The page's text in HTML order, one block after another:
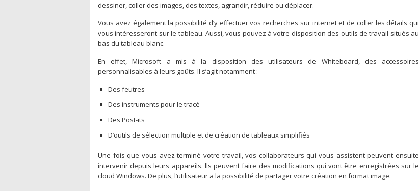
dessiner, coller des images, des textes, agrandir, réduire ou déplacer.
Vous avez également la possibilité d’y effectuer vos recherches sur internet et de coller les détails qui
vous intéresseront sur le tableau. Aussi, vous pouvez à votre disposition des outils de travail situés au
bas du tableau blanc.
En effet, Microsoft a mis à la disposition des utilisateurs de Whiteboard, des accessoires
personnalisables à leurs goûts. Il s’agit notamment :
Des feutres
Des instruments pour le tracé
Des Post-its
D’outils de sélection multiple et de création de tableaux simplifiés
Une fois que vous avez terminé votre travail, vos collaborateurs qui vous assistent peuvent ensuite
intervenir depuis leurs appareils. Ils peuvent faire des modifications qui vont être enregistrées sur le
cloud Windows. De plus, l’utilisateur a la possibilité de partager votre création en format image.